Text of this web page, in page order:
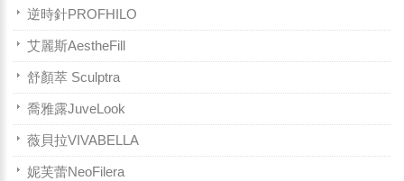
逆時針PROFHILO
艾麗斯AestheFill
舒顏萃 Sculptra
喬雅露JuveLook
薇貝拉VIVABELLA
妮芙蕾NeoFilera